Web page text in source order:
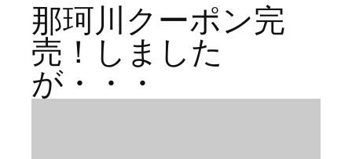
那珂川クーポン完
売！しました
が・・・